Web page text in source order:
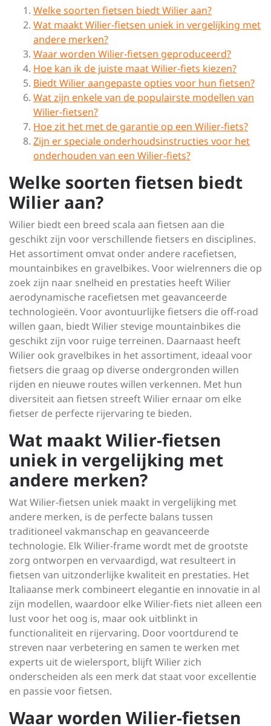
Welke soorten fietsen biedt Wilier aan?
Wat maakt Wilier-fietsen uniek in vergelijking met
andere merken?
Waar worden Wilier-fietsen geproduceerd?
Hoe kan ik de juiste maat Wilier-fiets kiezen?
Biedt Wilier aangepaste opties voor hun fietsen?
Wat zijn enkele van de populairste modellen van
Wilier-fietsen?
Hoe zit het met de garantie op een Wilier-fiets?
Zijn er speciale onderhoudsinstructies voor het
onderhouden van een Wilier-fiets?
Welke soorten fietsen biedt
Wilier aan?
Wilier biedt een breed scala aan fietsen aan die
geschikt zijn voor verschillende fietsers en disciplines.
Het assortiment omvat onder andere racefietsen,
mountainbikes en gravelbikes. Voor wielrenners die op
zoek zijn naar snelheid en prestaties heeft Wilier
aerodynamische racefietsen met geavanceerde
technologieën. Voor avontuurlijke fietsers die off-road
willen gaan, biedt Wilier stevige mountainbikes die
geschikt zijn voor ruige terreinen. Daarnaast heeft
Wilier ook gravelbikes in het assortiment, ideaal voor
fietsers die graag op diverse ondergronden willen
rijden en nieuwe routes willen verkennen. Met hun
diversiteit aan fietsen streeft Wilier ernaar om elke
fietser de perfecte rijervaring te bieden.
Wat maakt Wilier-fietsen
uniek in vergelijking met
andere merken?
Wat Wilier-fietsen uniek maakt in vergelijking met
andere merken, is de perfecte balans tussen
traditioneel vakmanschap en geavanceerde
technologie. Elk Wilier-frame wordt met de grootste
zorg ontworpen en vervaardigd, wat resulteert in
fietsen van uitzonderlijke kwaliteit en prestaties. Het
Italiaanse merk combineert elegantie en innovatie in al
zijn modellen, waardoor elke Wilier-fiets niet alleen een
lust voor het oog is, maar ook uitblinkt in
functionaliteit en rijervaring. Door voortdurend te
streven naar verbetering en samen te werken met
experts uit de wielersport, blijft Wilier zich
onderscheiden als een merk dat staat voor excellentie
en passie voor fietsen.
Waar worden Wilier-fietsen